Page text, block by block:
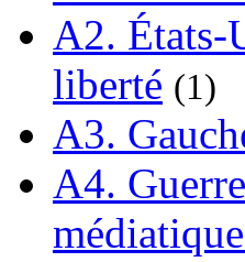
A2. États-
liberté (1)
A3.
A4.